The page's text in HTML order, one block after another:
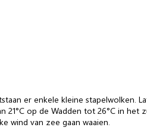
er enkele kleine stapelwolken.
op de Wadden tot 26°C in het
wind van zee gaan waaien.